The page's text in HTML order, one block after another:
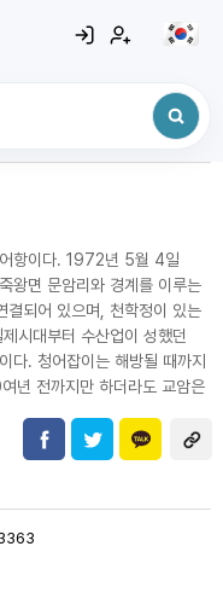
항이다. 1972년 5월 4일
왕면 문암리와 경계를 이루는
결되어 있으며, 천학정이 있는
시대부터 수산업이 성했던
다. 청어잡이는 해방될 때까지
년 전까지만 하더라도 교암은